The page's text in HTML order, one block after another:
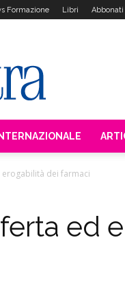
Formazione Libri
dei farmaci
ed